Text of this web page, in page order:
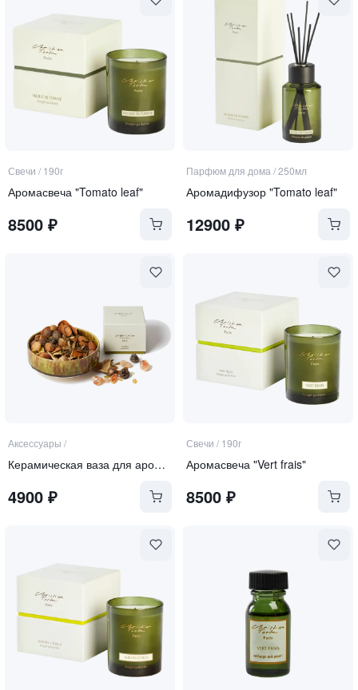
Свечи / 190г
Аромасвеча "Tomato leaf"
8500 ₽
Парфюм для дома /250мл
Аромадифузор "Tomato leaf"
12900₽
Аксессуары /
Керамическая ваза для аромапопурри
4900 ₽
Свечи / 190г
Аромасвеча "Vert frais"
8500₽